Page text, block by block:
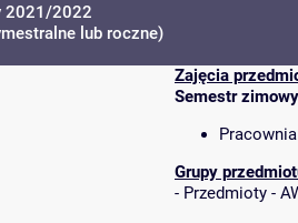
2021/2022
lub roczne)
Zajęcia
Semestr
Grupy
- Przedmioty -